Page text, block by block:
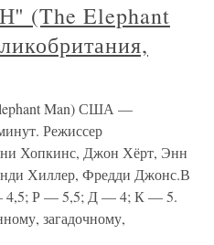
(The Elephant
Man) США —
Режиссер
Хопкинс, Джон Хёрт, Энн
Хиллер, Фредди Джонс.В
Р — 5,5; Д — 4; К — 5.
загадочному,